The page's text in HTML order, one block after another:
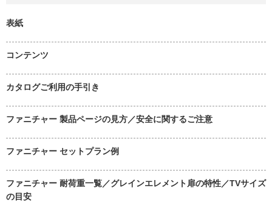
表紙
コンテンツ
カタログご利用の手引き
ファニチャー 製品ページの見方／安全に関するご注意
ファニチャー セットプラン例
ファニチャー 耐荷重一覧／グレインエレメント扉の特性／TVサイズ
の目安